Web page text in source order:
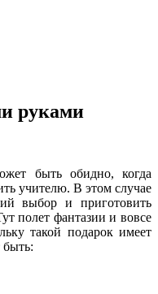
руками
быть обидно, когда
учителю. В этом случае
выбор и приготовить
полет фантазии и вовсе
такой подарок имеет
быть: